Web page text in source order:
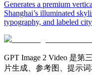
Generates a premium
Shanghai’s illuminated
typography, and labeled
GPT Image 2 Video 是第
片生成、参考图、提示